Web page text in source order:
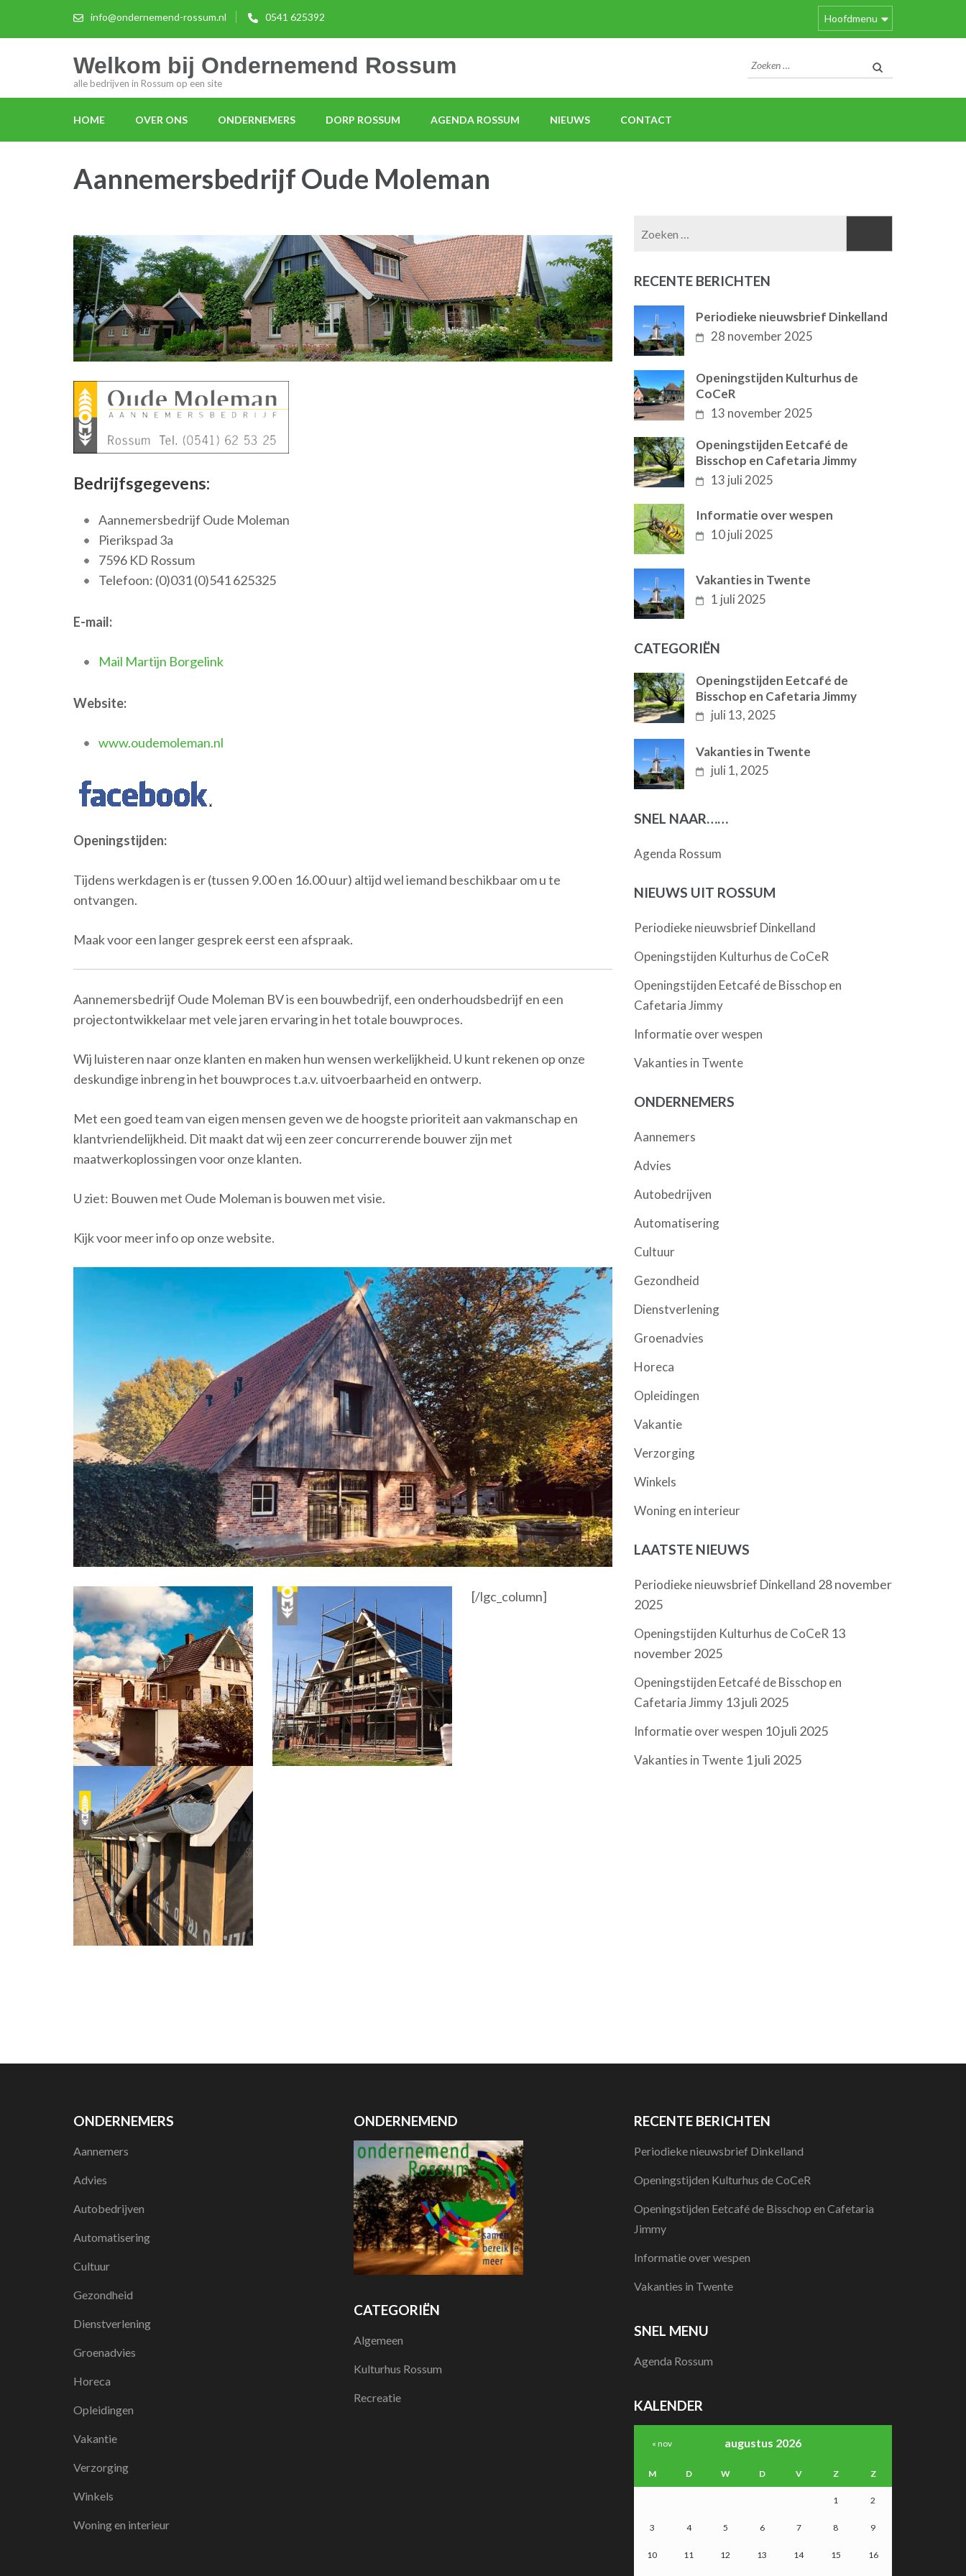
info@ondernemend-rossum.nl 0541 625392 Hoofdmenu
Welkom bij Ondernemend Rossum
alle bedrijven in Rossum op een site
Zoeken
naar:
HOME OVER ONS ONDERNEMERS DORP ROSSUM AGENDA ROSSUM NIEUWS CONTACT
Aannemersbedrijf Oude Moleman
Bedrijfsgegevens:
Aannemersbedrijf Oude Moleman
Pierikspad 3a
7596 KD Rossum
Telefoon: (0)031 (0)541 625325
E-mail:
Mail Martijn Borgelink
Website:
www.oudemoleman.nl
Openingstijden:
Tijdens werkdagen is er (tussen 9.00 en 16.00 uur) altijd wel iemand beschikbaar om u te
ontvangen.
Maak voor een langer gesprek eerst een afspraak.
Aannemersbedrijf Oude Moleman BV is een bouwbedrijf, een onderhoudsbedrijf en een
projectontwikkelaar met vele jaren ervaring in het totale bouwproces.
Wij luisteren naar onze klanten en maken hun wensen werkelijkheid. U kunt rekenen op onze
deskundige inbreng in het bouwproces t.a.v. uitvoerbaarheid en ontwerp.
Met een goed team van eigen mensen geven we de hoogste prioriteit aan vakmanschap en
klantvriendelijkheid. Dit maakt dat wij een zeer concurrerende bouwer zijn met
maatwerkoplossingen voor onze klanten.
U ziet: Bouwen met Oude Moleman is bouwen met visie.
Kijk voor meer info op onze website.
[/lgc_column]
RECENTE BERICHTEN
Periodieke nieuwsbrief Dinkelland
28 november 2025
Openingstijden Kulturhus de
CoCeR
13 november 2025
Openingstijden Eetcafé de
Bisschop en Cafetaria Jimmy
13 juli 2025
Informatie over wespen
10 juli 2025
Vakanties in Twente
1 juli 2025
CATEGORIËN
Openingstijden Eetcafé de
Bisschop en Cafetaria Jimmy
juli 13, 2025
Vakanties in Twente
juli 1, 2025
SNEL NAAR……
Agenda Rossum
NIEUWS UIT ROSSUM
Periodieke nieuwsbrief Dinkelland
Openingstijden Kulturhus de CoCeR
Openingstijden Eetcafé de Bisschop en
Cafetaria Jimmy
Informatie over wespen
Vakanties in Twente
ONDERNEMERS
Aannemers
Advies
Autobedrijven
Automatisering
Cultuur
Gezondheid
Dienstverlening
Groenadvies
Horeca
Opleidingen
Vakantie
Verzorging
Winkels
Woning en interieur
LAATSTE NIEUWS
Periodieke nieuwsbrief Dinkelland 28 november
2025
Openingstijden Kulturhus de CoCeR 13
november 2025
Openingstijden Eetcafé de Bisschop en
Cafetaria Jimmy 13 juli 2025
Informatie over wespen 10 juli 2025
Vakanties in Twente 1 juli 2025
ONDERNEMERS
Aannemers
Advies
Autobedrijven
Automatisering
Cultuur
Gezondheid
Dienstverlening
Groenadvies
Horeca
Opleidingen
Vakantie
Verzorging
Winkels
Woning en interieur
ONDERNEMEND
CATEGORIËN
Algemeen
Kulturhus Rossum
Recreatie
RECENTE BERICHTEN
Periodieke nieuwsbrief Dinkelland
Openingstijden Kulturhus de CoCeR
Openingstijden Eetcafé de Bisschop en Cafetaria
Jimmy
Informatie over wespen
Vakanties in Twente
SNEL MENU
Agenda Rossum
KALENDER
augustus 2026
M D W D V Z Z
1 2
3 4 5 6 7 8 9
10 11 12 13 14 15 16
« nov